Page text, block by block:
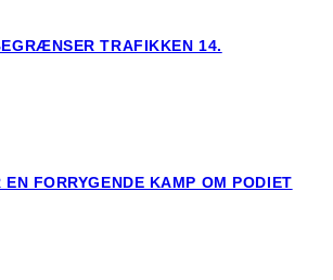
TRAFIKKEN 14.
FORRYGENDE KAMP OM PODIET